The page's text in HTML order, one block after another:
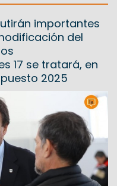
importantes
del
17 se tratará, en
2025